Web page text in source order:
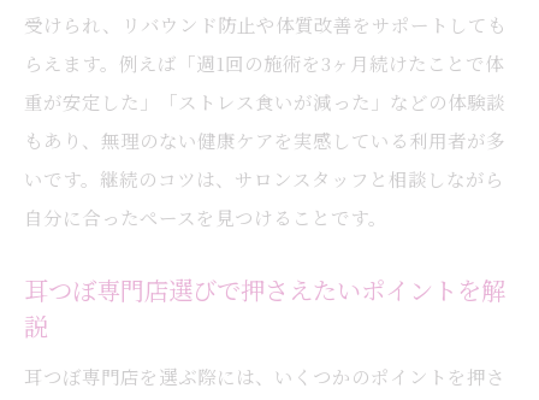
受けられ、リバウンド防止や体質改善をサポートしても
らえます。例えば「週1回の施術を3ヶ月続けたことで体
重が安定した」「ストレス食いが減った」などの体験談
もあり、無理のない健康ケアを実感している利用者が多
いです。継続のコツは、サロンスタッフと相談しながら
自分に合ったペースを見つけることです。
耳つぼ専門店選びで押さえたいポイントを解
説
耳つぼ専門店を選ぶ際には、いくつかのポイントを押さ